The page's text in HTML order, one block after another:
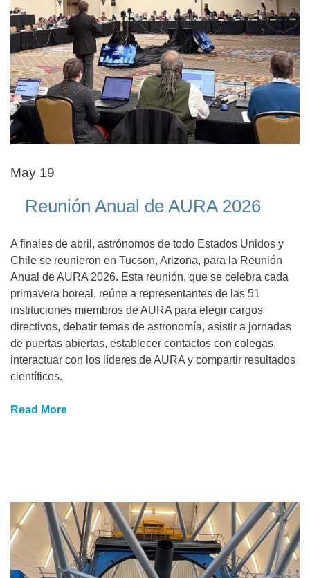
May 19
Reunión Anual de AURA 2026
A finales de abril, astrónomos de todo Estados Unidos y
Chile se reunieron en Tucson, Arizona, para la Reunión
Anual de AURA 2026. Esta reunión, que se celebra cada
primavera boreal, reúne a representantes de las 51
instituciones miembros de AURA para elegir cargos
directivos, debatir temas de astronomía, asistir a jornadas
de puertas abiertas, establecer contactos con colegas,
interactuar con los líderes de AURA y compartir resultados
científicos.
Read More